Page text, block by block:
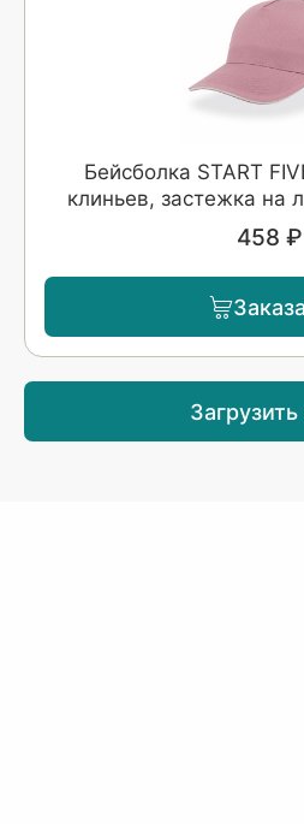
Бейсболка START
клиньев, застежка на
458 ₽